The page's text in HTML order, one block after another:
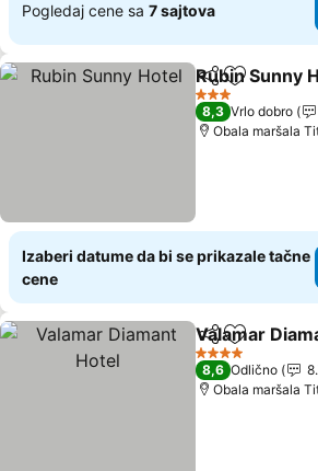
Pogledaj cene sa 7 sajtova
Deli Dodati u
Rubin Sunny
3 Zvezdice
8,3 Vrlo dobro
Obala maršala
Izaberi datume da bi se prikazale tačne
cene
Deli Dodati u
Valamar
4 Zvezdice
8,6 Odlično
Obala maršala